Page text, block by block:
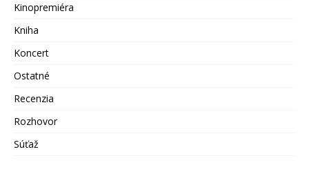
Kinopremiéra
Kniha
Koncert
Ostatné
Recenzia
Rozhovor
Súťaž